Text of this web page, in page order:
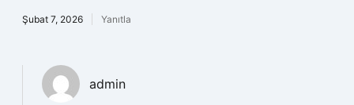
Şubat 7, 2026 Yanıtla
admin